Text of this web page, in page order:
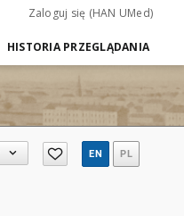
Zaloguj się (HAN UMed)
HISTORIA PRZEGLĄDANIA
EN PL